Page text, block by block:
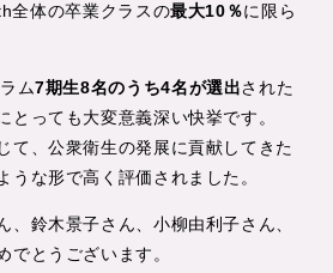
全体の卒業クラスの最大10％に限ら
ム7期生8名のうち4名が選出された
とっても大変意義深い快挙です。
て、公衆衛生の発展に貢献してきた
うな形で高く評価されました。
、鈴木景子さん、小柳由利子さん、
でとうございます。